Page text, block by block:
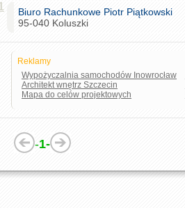
Biuro Rachunkowe Piotr Piątkowski
95-040 Koluszki
Reklamy
Wypożyczalnia samochodów Inowrocław
Architekt wnętrz Szczecin
Mapa do celów projektowych
-1-